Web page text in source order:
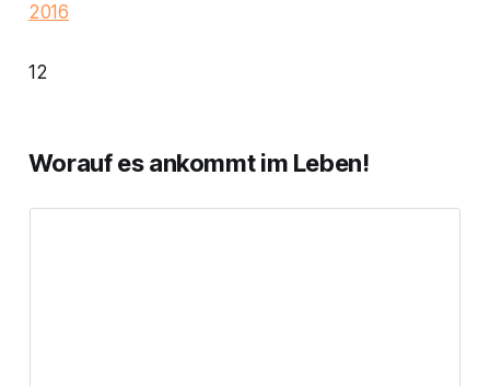
2016
12
Worauf es ankommt im Leben!